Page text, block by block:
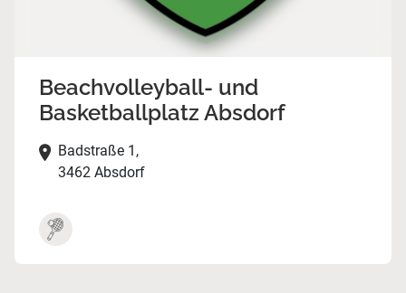
Beachvolleyball- und
Basketballplatz Absdorf
Badstraße 1,
3462 Absdorf